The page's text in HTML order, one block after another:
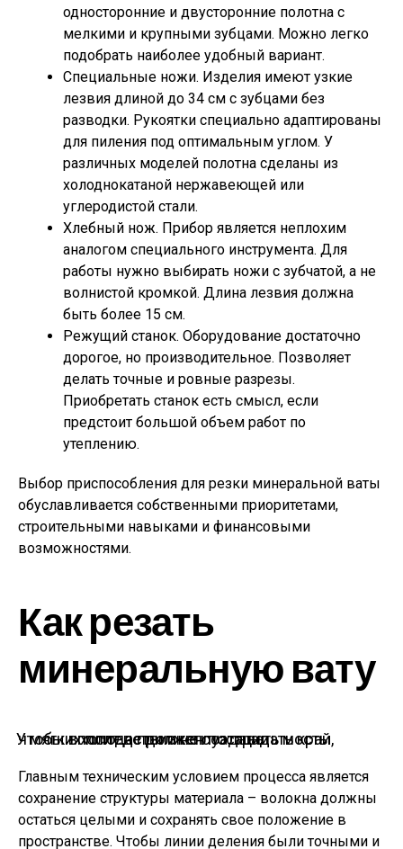
односторонние и двусторонние полотна с
мелкими и крупными зубцами. Можно легко
подобрать наиболее удобный вариант.
Специальные ножи. Изделия имеют узкие
лезвия длиной до 34 см с зубцами без
разводки. Рукоятки специально адаптированы
для пиления под оптимальным углом. У
различных моделей полотна сделаны из
холоднокатаной нержавеющей или
углеродистой стали.
Хлебный нож. Прибор является неплохим
аналогом специального инструмента. Для
работы нужно выбирать ножи с зубчатой, а не
волнистой кромкой. Длина лезвия должна
быть более 15 см.
Режущий станок. Оборудование достаточно
дорогое, но производительное. Позволяет
делать точные и ровные разрезы.
Приобретать станок есть смысл, если
предстоит большой объем работ по
утеплению.
Выбор приспособления для резки минеральной ваты
обуславливается собственными приоритетами,
строительными навыками и финансовыми
возможностями.
Как резать
минеральную вату
У мягких плит не должен пострадать край, чтобы впоследствии не создавать мосты холода при эксплуатации
Главным техническим условием процесса является
сохранение структуры материала – волокна должны
остаться целыми и сохранять свое положение в
пространстве. Чтобы линии деления были точными и